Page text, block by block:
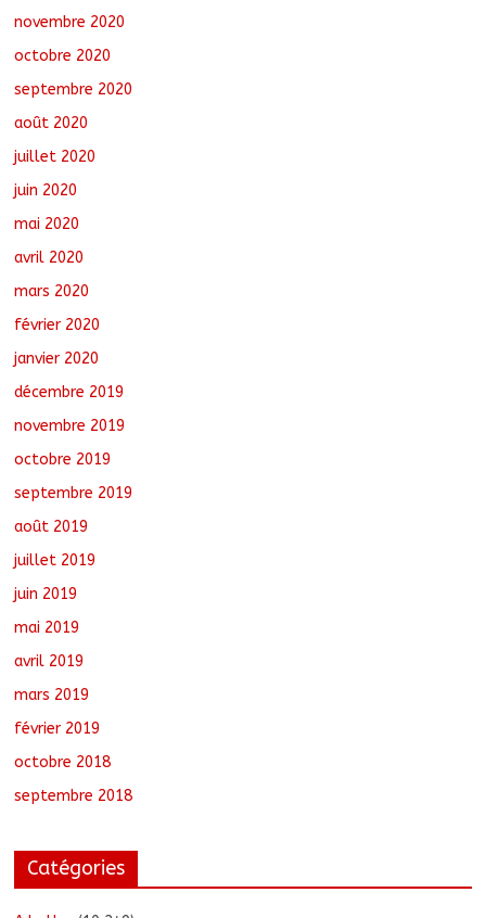
novembre 2020
octobre 2020
septembre 2020
août 2020
juillet 2020
juin 2020
mai 2020
avril 2020
mars 2020
février 2020
janvier 2020
décembre 2019
novembre 2019
octobre 2019
septembre 2019
août 2019
juillet 2019
juin 2019
mai 2019
avril 2019
mars 2019
février 2019
octobre 2018
septembre 2018
Catégories